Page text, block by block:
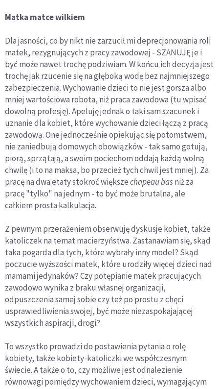
Matka matce wilkiem
Dla jasności, co by nikt nie zarzucił mi deprecjonowania roli
matek, rezygnujących z pracy zawodowej - SZANUJĘ je i
być może nawet trochę podziwiam. W końcu ich decyzja jest
trochę jak rzucenie się na głęboką wodę bez najmniejszego
zabezpieczenia. Wychowanie dzieci to nie jest gorsza albo
mniej wartościowa robota, niż praca zawodowa (tu wpisać
dowolną profesję). Apeluję jednak o taki sam szacunek i
uznanie dla kobiet, które wychowanie dzieci łączą z pracą
zawodową. One jednocześnie opiekując się potomstwem,
nie zaniedbują domowych obowiązków - tak samo gotują,
piorą, sprzątają, a swoim pociechom oddają każdą wolną
chwilę (i to na maksa, bo przecież tych chwil jest mniej). Za
pracę na dwa etaty stokroć większechapeau basniż za
pracę "tylko" na jednym - to być może brutalna, ale
całkiem prosta kalkulacja.
Z pewnym przerażeniem obserwuję dyskusje kobiet, także
katoliczek na temat macierzyństwa. Zastanawiam się, skąd
taka pogarda dla tych, które wybrały inny model? Skąd
poczucie wyższości matek, które urodziły więcej dzieci nad
mamami jedynaków? Czy potępianie matek pracujących
zawodowo wynika z braku własnej organizacji,
odpuszczenia samej sobie czy też po prostu z chęci
usprawiedliwienia swojej, być może niezaspokajającej
wszystkich aspiracji, drogi?
To wszystko prowadzi do postawienia pytania o rolę
kobiety, także kobiety-katoliczki we współczesnym
świecie. A także o to, czy możliwe jest odnalezienie
równowagi pomiędzy wychowaniem dzieci, wymagającym